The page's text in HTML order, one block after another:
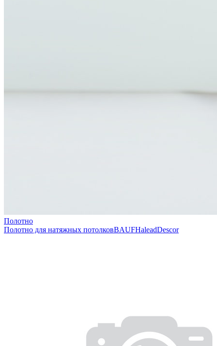
Полотно
Полотно для натяжных потолковBAUFHaleadDescor